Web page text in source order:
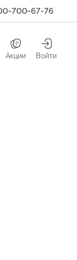
700-67-76
Акции Войти